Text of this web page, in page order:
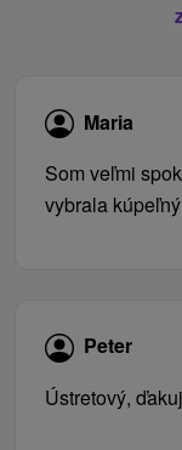
Maria
Som veľmi
vybrala
Peter
Ústretový,